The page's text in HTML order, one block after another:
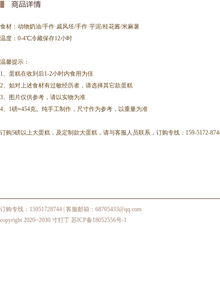
食材： 动物奶油/手作·戚风坯/手作·芋泥/桂花酱/米麻薯
温度：0-4℃冷藏保存12小时
温馨提示：
1、蛋糕在收到后1-2小时内食用为佳
2、如对上述食材有过敏经历者，请选择其它款蛋糕
3、图片仅供参考，请以实物为准
4、1磅≈454克。纯手工制作，尺寸作为参考，以重量为准
订购5磅以上大蛋糕，及定制款大蛋糕，请与客服人员联系，订购专线：159-5172-
订购专线：15951728744 | 客服邮箱：68705433@qq.com
copyright 2020~2030 寸打丁 苏ICP备18052556号-1